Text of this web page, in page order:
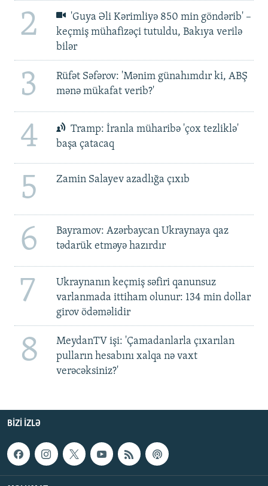
2
'Guya Əli Kərimliyə 850 min göndərib' –
keçmiş mühafizəçi tutuldu, Bakıya verilə
bilər
3
Rüfət Səfərov: 'Mənim günahımdır ki, ABŞ
mənə mükafat verib?'
4
Tramp: İranla müharibə 'çox tezliklə'
başa çatacaq
5 Zamin Salayev azadlığa çıxıb
6
Bayramov: Azərbaycan Ukraynaya qaz
tədarük etməyə hazırdır
7
Ukraynanın keçmiş səfiri qanunsuz
varlanmada ittiham olunur: 134 min dollar
girov ödəməlidir
8
MeydanTV işi: 'Çamadanlarla çıxarılan
pulların hesabını xalqa nə vaxt
verəcəksiniz?'
BIZI IZLƏ